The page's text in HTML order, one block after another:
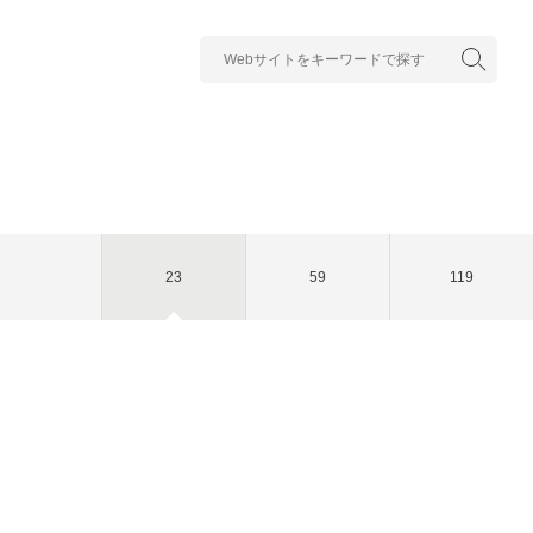
23 59 119